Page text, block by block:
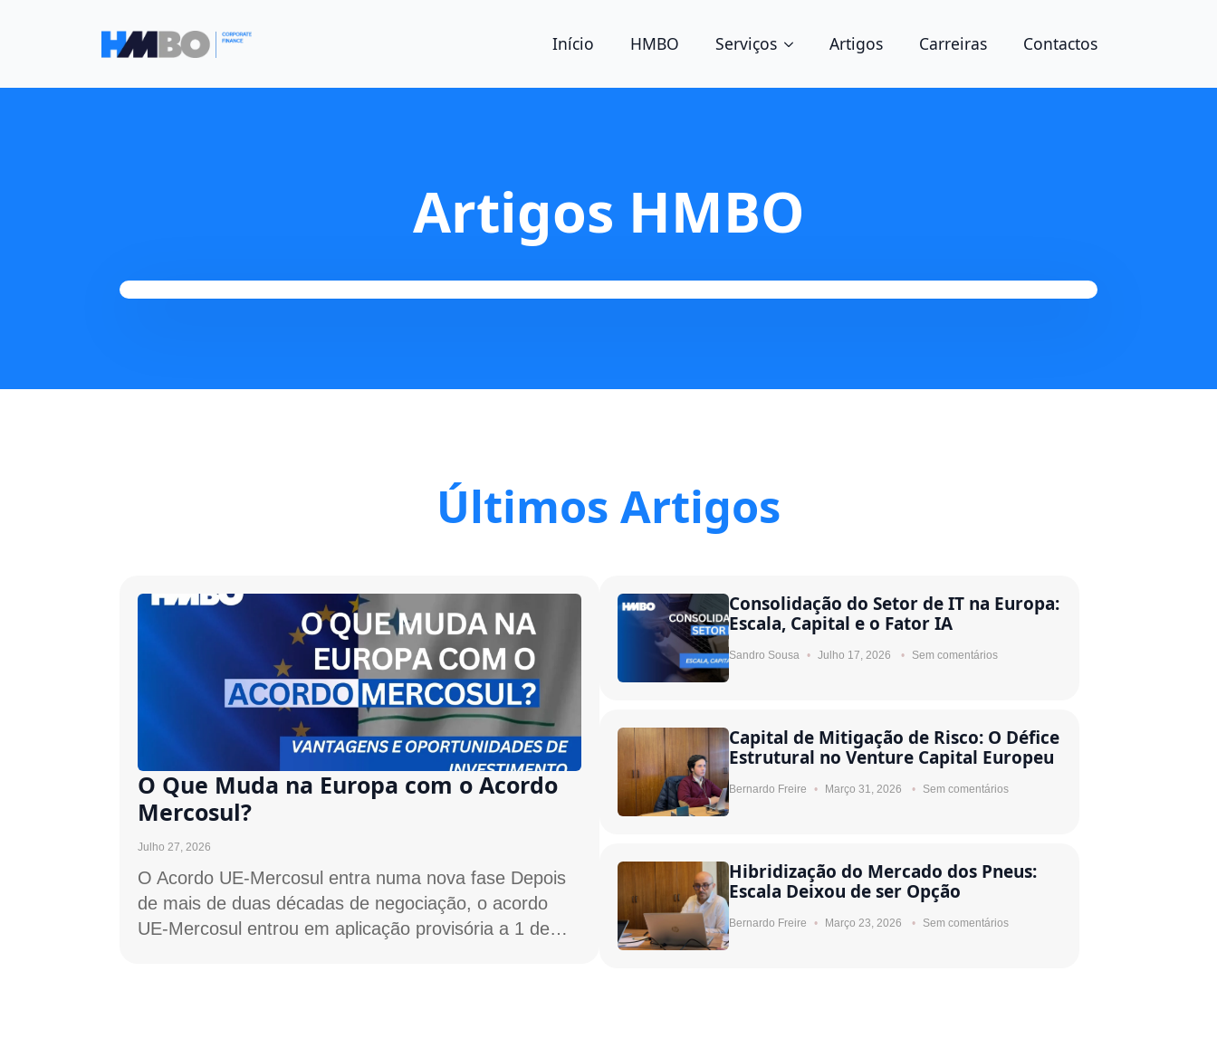
Início HMBO Serviços Artigos Carreiras Contactos
Artigos HMBO
Últimos Artigos
O Que Muda na Europa com o Acordo
Mercosul?
Julho 27, 2026
O Acordo UE-Mercosul entra numa nova fase Depois
de mais de duas décadas de negociação, o acordo
UE-Mercosul entrou em aplicação provisória a 1 de…
Consolidação do Setor de IT na Europa:
Escala, Capital e o Fator IA
Sandro Sousa Julho 17, 2026 Sem comentários
Capital de Mitigação de Risco: O Défice
Estrutural no Venture Capital Europeu
Bernardo Freire Março 31, 2026 Sem comentários
Hibridização do Mercado dos Pneus:
Escala Deixou de ser Opção
Bernardo Freire Março 23, 2026 Sem comentários